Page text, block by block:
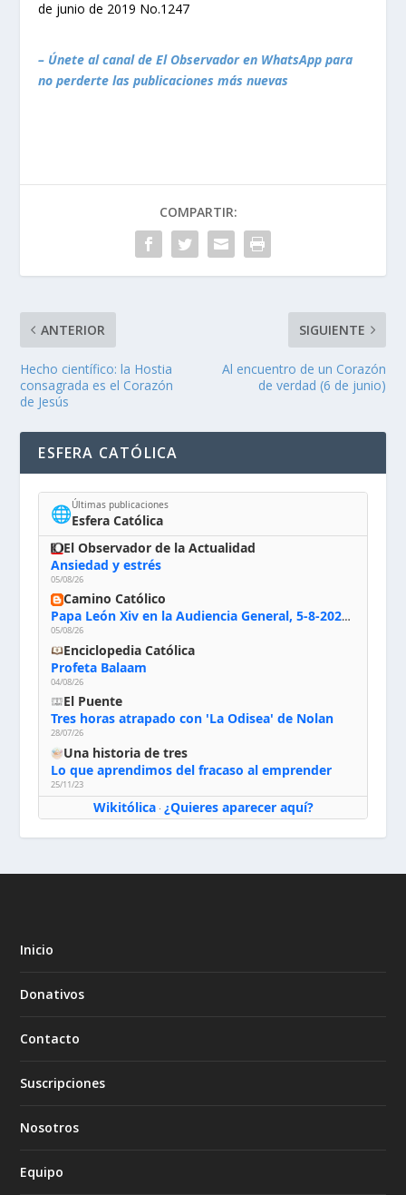
de junio de 2019 No.1247
– Únete al canal de El Observador en WhatsApp para
no perderte las publicaciones más nuevas
COMPARTIR:
ANTERIOR
Hecho científico: la Hostia
consagrada es el Corazón
de Jesús
SIGUIENTE
Al encuentro de un Corazón
de verdad (6 de junio)
ESFERA CATÓLICA
🌐Últimas publicaciones
Esfera Católica
El Observador de la Actualidad
Ansiedad y estrés
05/08/26
Camino Católico
Papa León Xiv en la Audiencia General, 5-8-2026: «Dios en el primer puesto; la oración, nuestra primera obligación; la liturgia, la primera fuente de la vida divina que se nos comunica, la primera escuela de nuestra vida espiritual»
05/08/26
Enciclopedia Católica
Profeta Balaam
04/08/26
El Puente
Tres horas atrapado con 'La Odisea' de Nolan
28/07/26
Una historia de tres
Lo que aprendimos del fracaso al emprender
25/11/23
Wikitólica· ¿Quieres aparecer aquí?
Inicio
Donativos
Contacto
Suscripciones
Nosotros
Equipo